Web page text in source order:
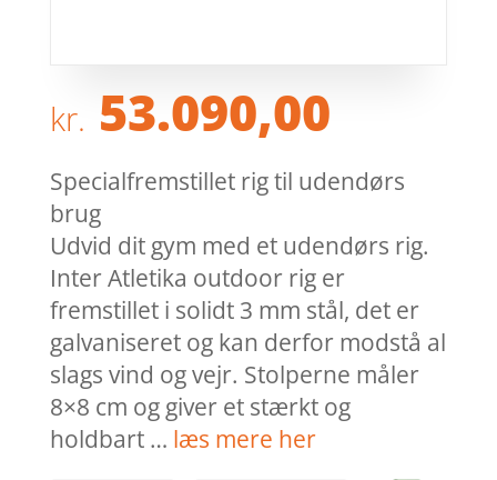
kr. 53.090,00
Specialfremstillet rig til udendørs
brug
Udvid dit gym med et udendørs rig.
Inter Atletika outdoor rig er
fremstillet i solidt 3 mm stål, det er
galvaniseret og kan derfor modstå al
slags vind og vejr. Stolperne måler
8×8 cm og giver et stærkt og
holdbart … læs mere her